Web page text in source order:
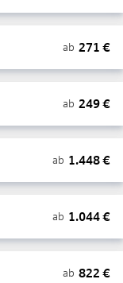
ab 271 €
ab 249€
ab 1.448€
ab 1.044€
ab 822 €